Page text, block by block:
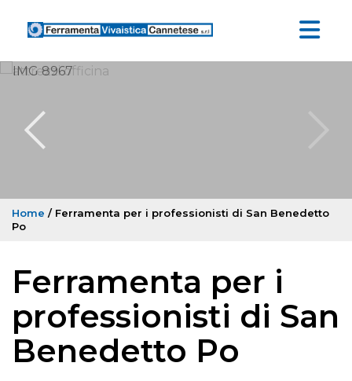
Home / Ferramenta per i professionisti di San Benedetto
Po
Ferramenta per i
professionisti di San
Benedetto Po